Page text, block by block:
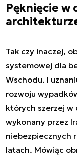
Pęknięcie w
Tak czy inaczej,
systemowej dla
Wschodu. I
rozwoju
których szerzej w
wykonany przez
niebezpiecznych
latach. Mówiąc